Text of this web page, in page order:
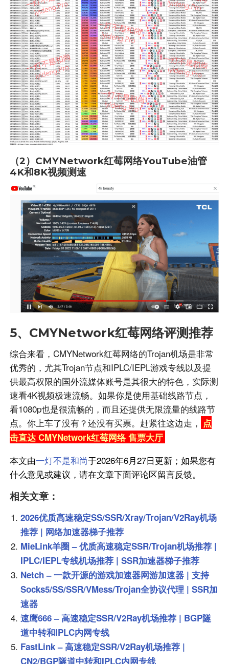
（2）CMYNetwork红莓网络YouTube油管
4K和8K视频测速
5、CMYNetwork红莓网络评测推荐
综合来看，CMYNetwork红莓网络的Trojan机场是非常
优秀的，尤其Trojan节点和IPLC/IEPL游戏专线以及提
供最高权限的国外流媒体账号是其很大的特色，实际测
速看4K视频极速流畅。如果你是使用基础线路节点，
看1080p也是很流畅的，而且还提供无限流量的线路节
点。你上车了没有？还没有买票。赶紧往这边走， 点
击直达 CMYNetwork红莓网络 售票大厅
本文由一灯不是和尚于2026年6月27日更新；如果您有
什么意见或建议，请在文章下面评论区留言反馈。
相关文章：
2026优质高速稳定SS/SSR/Xray/Trojan/V2Ray机场
推荐 | 网络加速器梯子推荐
MieLink羊圈 – 优质高速稳定SSR/Trojan机场推荐 |
IPLC/IEPL专线机场推荐 | SSR加速器梯子推荐
Netch – 一款开源的游戏加速器网游加速器 | 支持
Socks5/SS/SSR/VMess/Trojan全协议代理 | SSR加
速器
速鹰666 – 高速稳定SSR/V2Ray机场推荐 | BGP隧
道中转和IPLC内网专线
FastLink – 高速稳定SSR/V2Ray机场推荐 |
CN2/BGP隧道中转和IPLC内网专线